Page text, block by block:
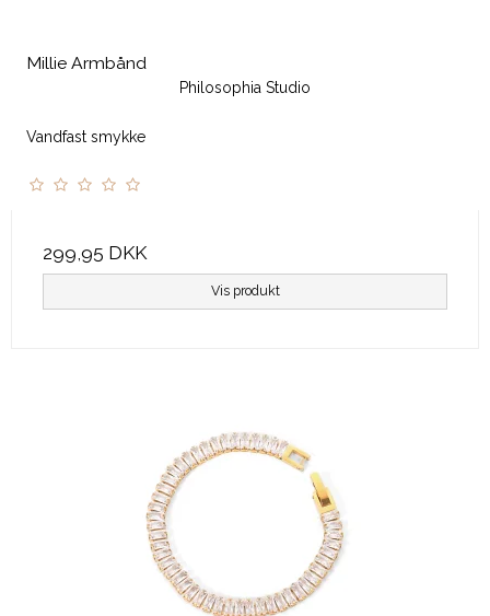
Millie Armbånd
Philosophia Studio
Vandfast smykke
299,95 DKK
Vis produkt